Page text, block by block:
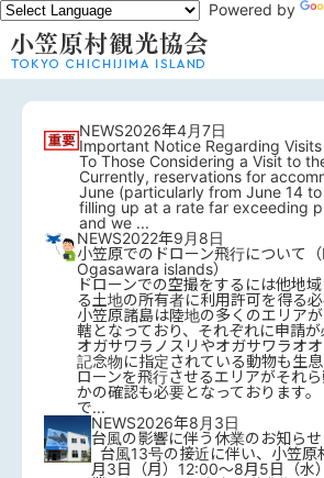
Powered by
NEWS2026年4月7日
Important Notice Regarding
To Those Considering a Visit to
Currently, reservations for
June (particularly from June 14
filling up at a rate far exceeding
and we ...
NEWS2022年9月8日
小笠原でのドローン飛行について
Ogasawara islands）
ドローンでの空撮をするには他地
る土地の所有者に利用許可を得る必
小笠原諸島は陸地の多くのエリア
轄となっており、それぞれに申請が
オガサワラノスリやオガサワラオ
記念物に指定されている動物も生
ローンを飛行させるエリアがそれ
かの確認も必要となっております
で...
NEWS2026年8月3日
台風の影響に伴う休業のお知らせ
台風13号の接近に伴い、小笠原
月3日（月）12:00～8月5日（水